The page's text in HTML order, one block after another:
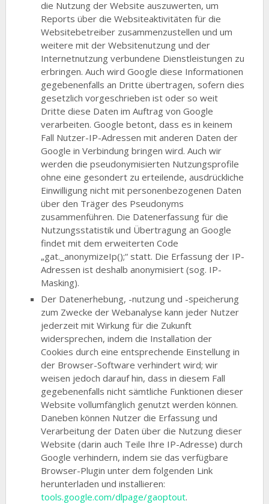
die Nutzung der Website auszuwerten, um
Reports über die Websiteaktivitäten für die
Websitebetreiber zusammenzustellen und um
weitere mit der Websitenutzung und der
Internetnutzung verbundene Dienstleistungen zu
erbringen. Auch wird Google diese Informationen
gegebenenfalls an Dritte übertragen, sofern dies
gesetzlich vorgeschrieben ist oder so weit
Dritte diese Daten im Auftrag von Google
verarbeiten. Google betont, dass es in keinem
Fall Nutzer-IP-Adressen mit anderen Daten der
Google in Verbindung bringen wird. Auch wir
werden die pseudonymisierten Nutzungsprofile
ohne eine gesondert zu erteilende, ausdrückliche
Einwilligung nicht mit personenbezogenen Daten
über den Träger des Pseudonyms
zusammenführen. Die Datenerfassung für die
Nutzungsstatistik und Übertragung an Google
findet mit dem erweiterten Code
„gat._anonymizeIp();“ statt. Die Erfassung der IP-
Adressen ist deshalb anonymisiert (sog. IP-
Masking).
Der Datenerhebung, -nutzung und -speicherung
zum Zwecke der Webanalyse kann jeder Nutzer
jederzeit mit Wirkung für die Zukunft
widersprechen, indem die Installation der
Cookies durch eine entsprechende Einstellung in
der Browser-Software verhindert wird; wir
weisen jedoch darauf hin, dass in diesem Fall
gegebenenfalls nicht sämtliche Funktionen dieser
Website vollumfänglich genutzt werden können.
Daneben können Nutzer die Erfassung und
Verarbeitung der Daten über die Nutzung dieser
Website (darin auch Teile Ihre IP-Adresse) durch
Google verhindern, indem sie das verfügbare
Browser-Plugin unter dem folgenden Link
herunterladen und installieren:
tools.google.com/dlpage/gaoptout.